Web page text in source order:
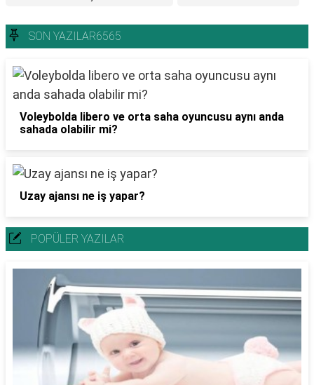
SON YAZILAR6565
Voleybolda libero ve orta saha oyuncusu aynı anda
sahada olabilir mi?
Uzay ajansı ne iş yapar?
POPÜLER YAZILAR